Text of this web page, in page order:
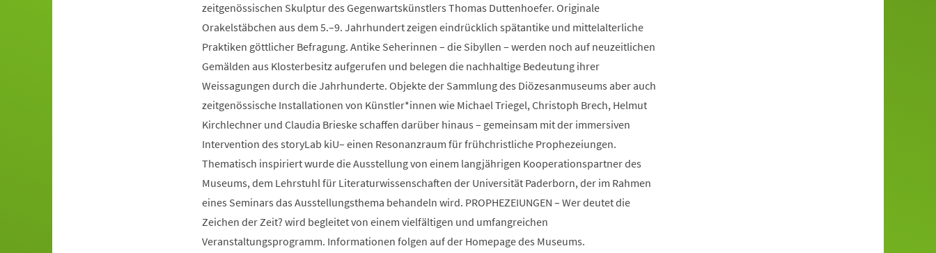
zeitgenössischen Skulptur des Gegenwartskünstlers Thomas Duttenhoefer. Originale
Orakelstäbchen aus dem 5.–9. Jahrhundert zeigen eindrücklich spätantike und mittelalterliche
Praktiken göttlicher Befragung. Antike Seherinnen – die Sibyllen – werden noch auf neuzeitlichen
Gemälden aus Klosterbesitz aufgerufen und belegen die nachhaltige Bedeutung ihrer
Weissagungen durch die Jahrhunderte. Objekte der Sammlung des Diözesanmuseums aber auch
zeitgenössische Installationen von Künstler*innen wie Michael Triegel, Christoph Brech, Helmut
Kirchlechner und Claudia Brieske schaffen darüber hinaus – gemeinsam mit der immersiven
Intervention des storyLab kiU– einen Resonanzraum für frühchristliche Prophezeiungen.
Thematisch inspiriert wurde die Ausstellung von einem langjährigen Kooperationspartner des
Museums, dem Lehrstuhl für Literaturwissenschaften der Universität Paderborn, der im Rahmen
eines Seminars das Ausstellungsthema behandeln wird. PROPHEZEIUNGEN – Wer deutet die
Zeichen der Zeit? wird begleitet von einem vielfältigen und umfangreichen
Veranstaltungsprogramm. Informationen folgen auf der Homepage des Museums.